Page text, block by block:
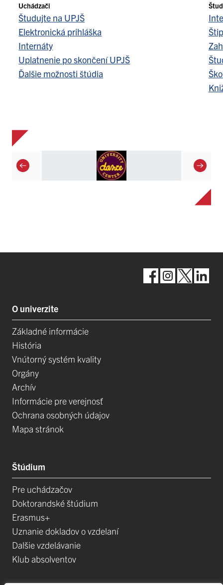
Uchádzači
Študujte na UPJŠ
Elektronická prihláška
Internáty
Uplatnenie po skončení UPJŠ
Ďalšie možnosti štúdia
O univerzite
Základné informácie
História
Vnútorný systém kvality
Orgány
Archív
Informácie pre verejnosť
Ochrana osobných údajov
Mapa stránok
Štúdium
Pre uchádzačov
Doktorandské štúdium
Erasmus+
Uznanie dokladov o vzdelaní
Dalšie vzdelávanie
Klub absolventov